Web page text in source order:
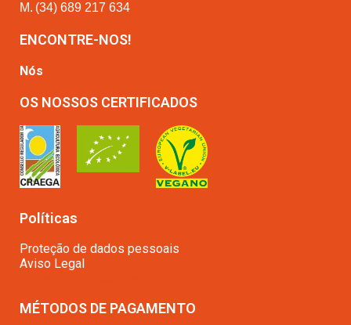
M. (34) 689 217 634
ENCONTRE-NOS!
Nós
OS NOSSOS CERTIFICADOS
Políticas
Proteção de dados pessoais
Aviso Legal
MÉTODOS DE PAGAMENTO